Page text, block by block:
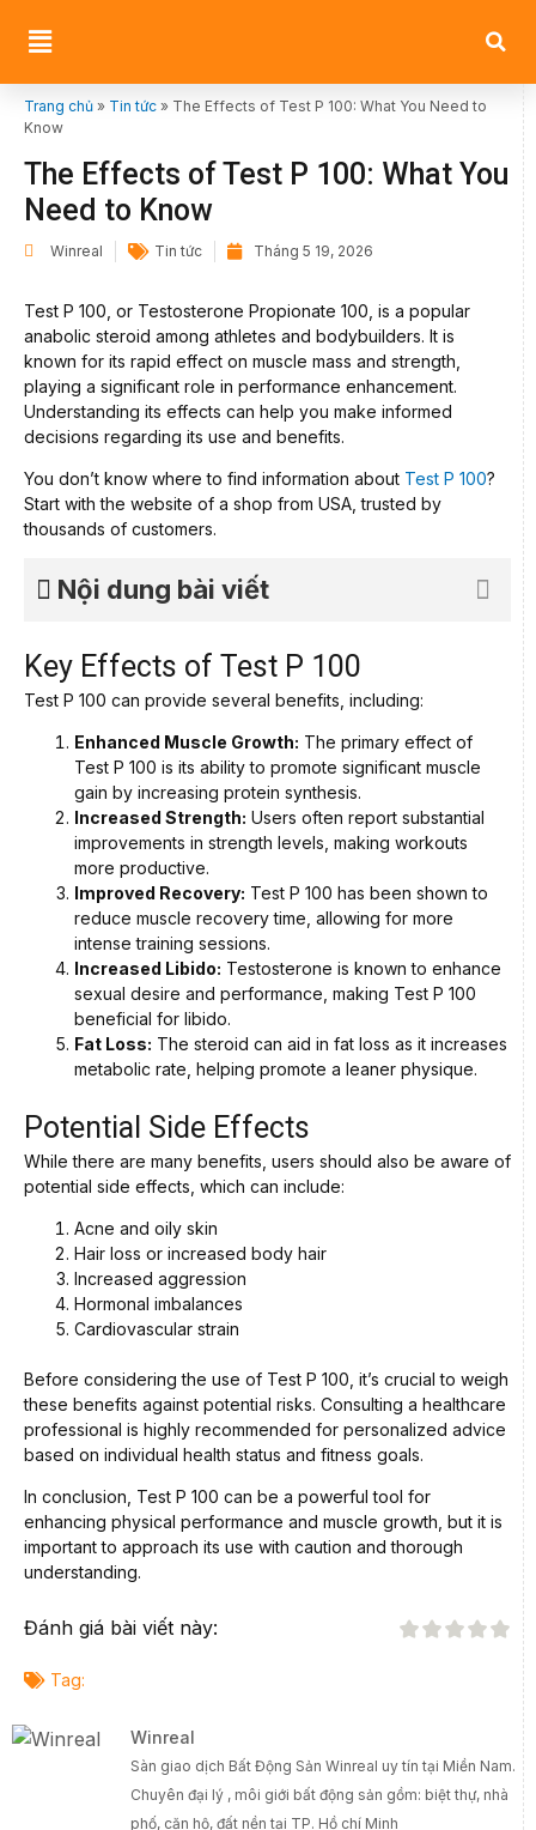
Trang chủ » Tin tức » The Effects of Test P 100: What You Need to
Know
The Effects of Test P 100: What You
Need to Know
Winreal Tin tức Tháng 5 19, 2026
Test P 100, or Testosterone Propionate 100, is a popular
anabolic steroid among athletes and bodybuilders. It is
known for its rapid effect on muscle mass and strength,
playing a significant role in performance enhancement.
Understanding its effects can help you make informed
decisions regarding its use and benefits.
You don’t know where to find information about Test P 100?
Start with the website of a shop from USA, trusted by
thousands of customers.
Nội dung bài viết
Key Effects of Test P 100
Test P 100 can provide several benefits, including:
Enhanced Muscle Growth: The primary effect of
Test P 100 is its ability to promote significant muscle
gain by increasing protein synthesis.
Increased Strength: Users often report substantial
improvements in strength levels, making workouts
more productive.
Improved Recovery: Test P 100 has been shown to
reduce muscle recovery time, allowing for more
intense training sessions.
Increased Libido: Testosterone is known to enhance
sexual desire and performance, making Test P 100
beneficial for libido.
Fat Loss: The steroid can aid in fat loss as it increases
metabolic rate, helping promote a leaner physique.
Potential Side Effects
While there are many benefits, users should also be aware of
potential side effects, which can include:
Acne and oily skin
Hair loss or increased body hair
Increased aggression
Hormonal imbalances
Cardiovascular strain
Before considering the use of Test P 100, it’s crucial to weigh
these benefits against potential risks. Consulting a healthcare
professional is highly recommended for personalized advice
based on individual health status and fitness goals.
In conclusion, Test P 100 can be a powerful tool for
enhancing physical performance and muscle growth, but it is
important to approach its use with caution and thorough
understanding.
Đánh giá bài viết này:
Tag:
Winreal
Sàn giao dịch Bất Động Sản Winreal uy tín tại Miền Nam.
Chuyên đại lý , môi giới bất động sản gồm: biệt thự, nhà
phố, căn hộ, đất nền tại TP. Hồ chí Minh